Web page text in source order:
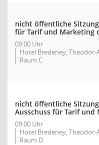
nicht öffentliche
für Tarif und Marketing
09:00 Uhr
Hotel Bredeney, Theodor-
Raum C
nicht öffentliche
Ausschuss für Tarif und
09:00 Uhr
Hotel Bredeney, Theodor-
Raum D